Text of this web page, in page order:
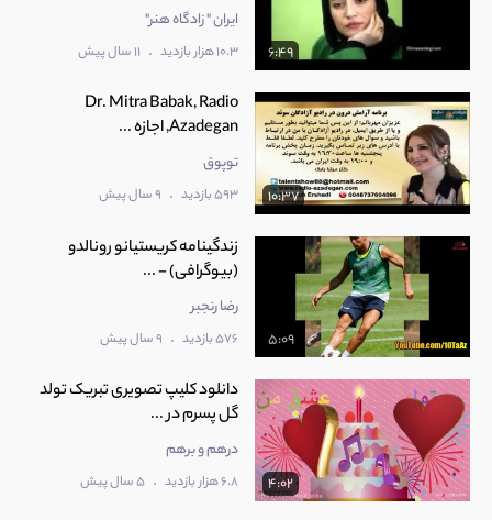
6:49
ایران " زادگاه هنر"
10.3 هزار بازدید . 11 سال پیش
10:37
Dr. Mitra Babak, Radio
Azadegan, اجازه ...
توپوق
593 بازدید . 9 سال پیش
5:09
‫زندگینامه کریستیانو رونالدو
(بیوگرافی) - ...
رضا رنجبر
576 بازدید . 9 سال پیش
4:02
دانلود کلیپ تصویری تبریک تولد
گل پسرم در ...
درهم و برهم
6.8 هزار بازدید . 5 سال پیش